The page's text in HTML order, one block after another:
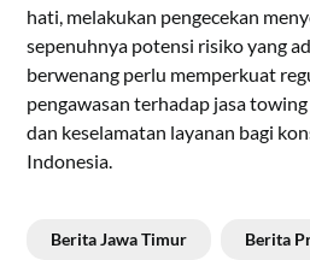
hati, melakukan pengecekan
sepenuhnya potensi risiko yang
berwenang perlu memperkuat
pengawasan terhadap jasa
dan keselamatan layanan bagi
Indonesia.
Berita Jawa Timur Berita